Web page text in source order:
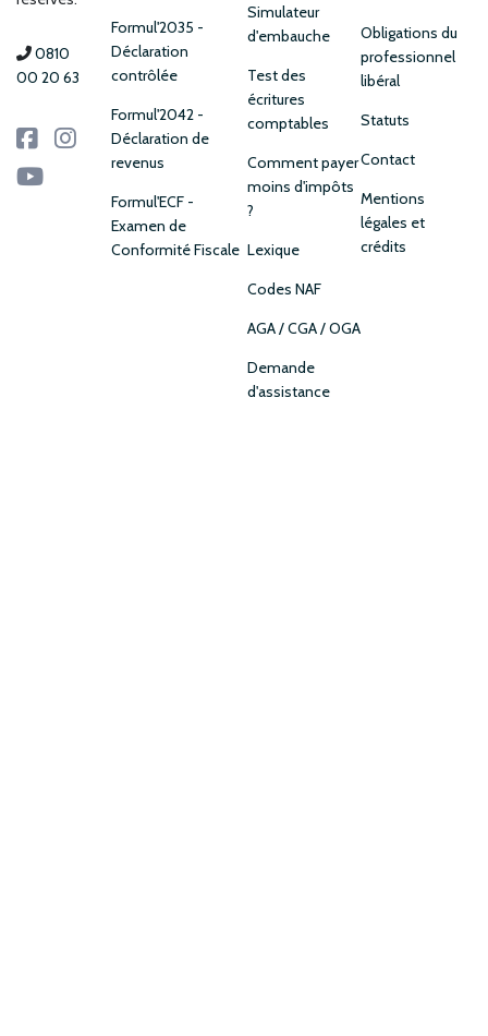
0810
00 20 63
Formul'2035 -
Déclaration
contrôlée
Formul'2042 -
Déclaration de
revenus
Formul'ECF -
Examen de
Conformité Fiscale
Simulateur
d'embauche
Test des
écritures
comptables
Comment payer
moins d'impôts
?
Lexique
Codes NAF
AGA / CGA / OGA
Demande
d'assistance
Obligations du
professionnel
libéral
Statuts
Contact
Mentions
légales et
crédits